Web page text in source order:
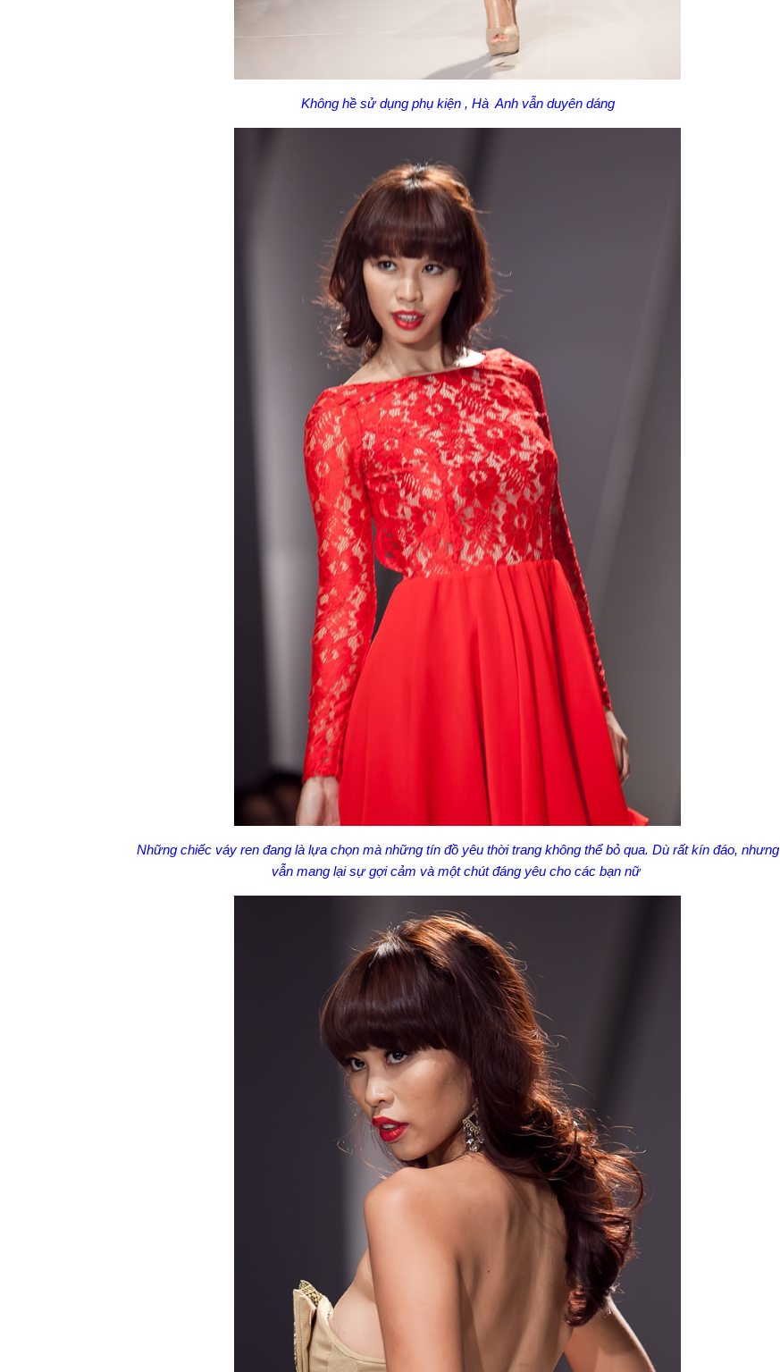
Không hề sử dụng phụ kiện , Hà Anh vẫn duyên dáng
Những chiếc váy ren đang là lựa chọn mà những tín đồ yêu thời trang không thể bỏ qua. Dù rất kín đáo, nhưng
vẫn mang lại sự gợi cảm và một chút đáng yêu cho các bạn nữ